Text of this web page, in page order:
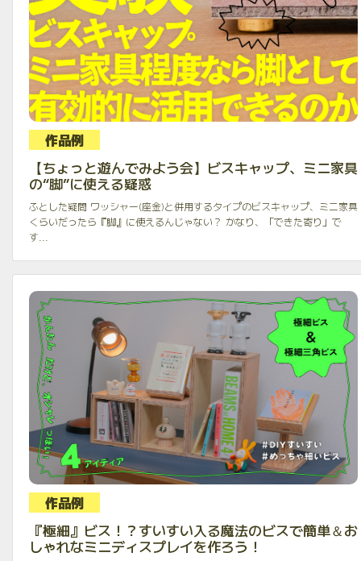
作品例
【ちょっと遊んでみよう会】ビスキャップ、ミニ家具
の“脚”に使える疑惑
ふとした疑問 ワッシャー(座金)と併用するタイプのビスキャップ、ミニ家具
くらいだったら『脚』に使えるんじゃない？ かなり、「できた寄り」で
す...
作品例
『極細』ビス！？すいすい入る魔法のビスで簡単＆お
しゃれなミニディスプレイを作ろう！